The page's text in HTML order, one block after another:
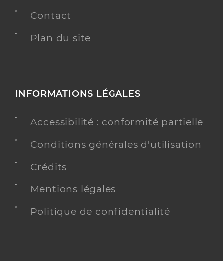
Contact
Plan du site
INFORMATIONS LÉGALES
Accessibilité : conformité partielle
Conditions générales d'utilisation
Crédits
Mentions légales
Politique de confidentialité